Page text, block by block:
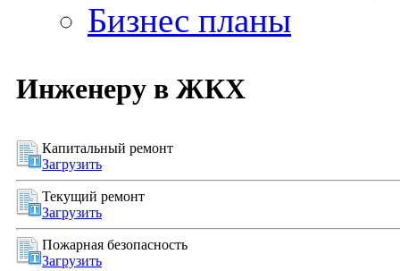
Бизнес планы
Инженеру в ЖКХ
Капитальный ремонт
Загрузить
Текущий ремонт
Загрузить
Пожарная безопасность
Загрузить